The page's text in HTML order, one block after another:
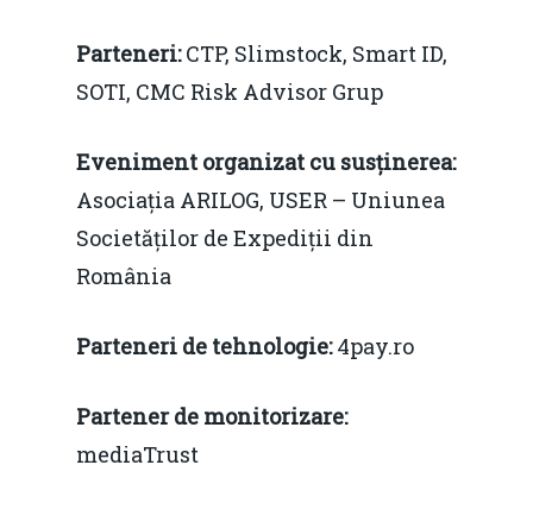
Parteneri:CTP, Slimstock, Smart ID,
SOTI, CMC Risk Advisor Grup
Eveniment organizat cu susținerea:
Asociația ARILOG, USER – Uniunea
Societăților de Expediții din
România
Parteneri de tehnologie:4pay.ro
Partener de monitorizare:
mediaTrust
Piaţa gazelor naturale:
concurenţă.
Soluții de
IMM
IMM
economie
Politici Europene în
Video Forum Marea
Piața gazelor naturale:
Contact
Burse pentru
Contact
Daniel Apostol